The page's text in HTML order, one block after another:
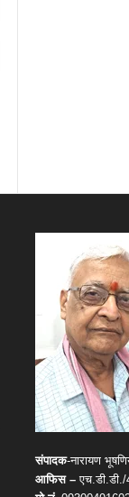
संपादक-नारायण
आफिस –